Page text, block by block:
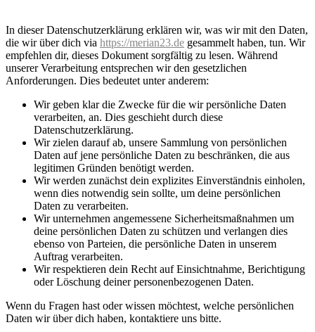
In dieser Datenschutzerklärung erklären wir, was wir mit den Daten,
die wir über dich via https://merian23.de gesammelt haben, tun. Wir
empfehlen dir, dieses Dokument sorgfältig zu lesen. Während
unserer Verarbeitung entsprechen wir den gesetzlichen
Anforderungen. Dies bedeutet unter anderem:
Wir geben klar die Zwecke für die wir persönliche Daten
verarbeiten, an. Dies geschieht durch diese
Datenschutzerklärung.
Wir zielen darauf ab, unsere Sammlung von persönlichen
Daten auf jene persönliche Daten zu beschränken, die aus
legitimen Gründen benötigt werden.
Wir werden zunächst dein explizites Einverständnis einholen,
wenn dies notwendig sein sollte, um deine persönlichen
Daten zu verarbeiten.
Wir unternehmen angemessene Sicherheitsmaßnahmen um
deine persönlichen Daten zu schützen und verlangen dies
ebenso von Parteien, die persönliche Daten in unserem
Auftrag verarbeiten.
Wir respektieren dein Recht auf Einsichtnahme, Berichtigung
oder Löschung deiner personenbezogenen Daten.
Wenn du Fragen hast oder wissen möchtest, welche persönlichen
Daten wir über dich haben, kontaktiere uns bitte.